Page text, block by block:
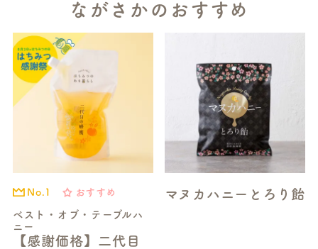
ながさかのおすすめ
ベスト・オブ・テーブルハ
ニー
【感謝価格】二代目
No.1 おすすめ マヌカハニーとろり飴